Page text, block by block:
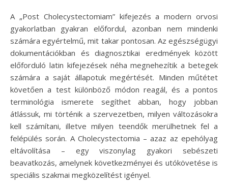
A „Post Cholecystectomiam” kifejezés a modern orvosi
gyakorlatban gyakran előfordul, azonban nem mindenki
számára egyértelmű, mit takar pontosan. Az egészségügyi
dokumentációkban és diagnosztikai eredmények között
előforduló latin kifejezések néha megnehezítik a betegek
számára a saját állapotuk megértését. Minden műtétet
követően a test különböző módon reagál, és a pontos
terminológia ismerete segíthet abban, hogy jobban
átlássuk, mi történik a szervezetben, milyen változásokra
kell számítani, illetve milyen teendők merülhetnek fel a
felépülés során. A Cholecystectomia – azaz az epehólyag
eltávolítása – egy viszonylag gyakori sebészeti
beavatkozás, amelynek következményei és utókövetése is
speciális szakmai megközelítést igényel.